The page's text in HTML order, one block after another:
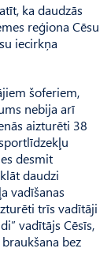
ka daudzās
reģiona Cēsu
iecirkņa
šoferiem,
nebija arī
aizturēti 38
desmit
daudzi
vadīšanas
trīs vadītāji
vadītājs Cēsīs,
bez